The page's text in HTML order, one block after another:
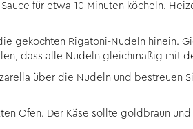
für etwa 10 Minuten köcheln.
gekochten Rigatoni-Nudeln hinein.
dass alle Nudeln gleichmäßig mit
über die Nudeln und bestreuen
Ofen. Der Käse sollte goldbraun